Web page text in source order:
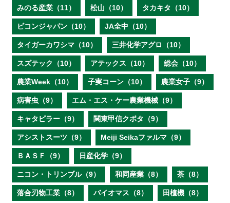
みのる産業（11） 松山（10） タカキタ（10）
ビコンジャパン（10） JA全中（10）
タイガーカワシマ（10） 三井化学アグロ（10）
スズテック（10） アテックス（10） 総会（10）
農業Week（10） 子実コーン（10） 農業女子（9）
病害虫（9） エム・エス・ケー農業機械（9）
キャタピラー（9） 関東甲信クボタ（9）
アシストスーツ（9） Meiji Seikaファルマ（9）
ＢＡＳＦ（9） 日産化学（9）
ニコン・トリンブル（9） 和同産業（8） 茶（8）
落合刃物工業（8） バイオマス（8） 田植機（8）